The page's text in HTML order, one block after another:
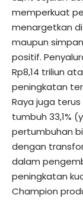
memperkuat
menargetkan
maupun
positif.
Rp8,14 triliun
peningkatan
Raya juga
tumbuh 33,1%
pertumbuhan
dengan
dalam
peningkatan
Champion